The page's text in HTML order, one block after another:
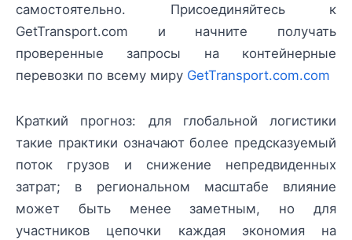
самостоятельно. Присоединяйтесь к
GetTransport.com и начните получать
проверенные запросы на контейнерные
перевозки по всему миру GetTransport.com.com
Краткий прогноз: для глобальной логистики
такие практики означают более предсказуемый
поток грузов и снижение непредвиденных
затрат; в региональном масштабе влияние
может быть менее заметным, но для
участников цепочки каждая экономия на